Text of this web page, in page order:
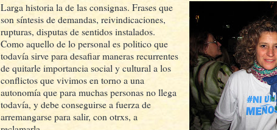
Larga historia la de las consignas. Frases que
son síntesis de demandas, reivindicaciones,
rupturas, disputas de sentidos instalados.
Como aquello de lo personal es politico que
todavía sirve para desafiar maneras recurrentes
de quitarle importancia social y cultural a los
conflictos que vivimos en torno a una
autonomía que para muchas personas no llega
todavía, y debe conseguirse a fuerza de
arremangarse para salir, con otrxs, a